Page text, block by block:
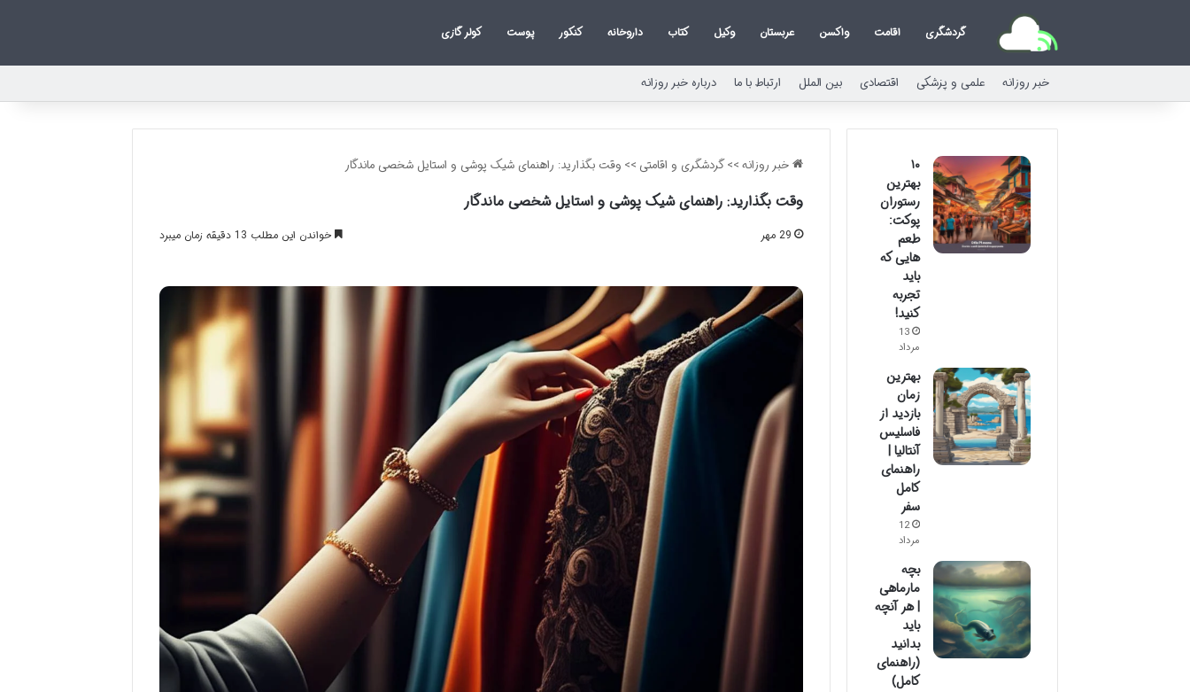
گردشگری اقامت واکسن عربستان وکیل کتاب داروخانه کنکور پوست کولر گازی
خبر روزانه علمی و پزشکی اقتصادی بین الملل ارتباط با ما درباره خبر روزانه
خبر روزانه>> گردشگری و اقامتی >> وقت بگذارید: راهنمای شیک پوشی و استایل شخصی ماندگار
وقت بگذارید: راهنمای شیک پوشی و استایل شخصی ماندگار
29 مهر خواندن این مطلب 13 دقیقه زمان میبرد
۱۰
بهترین
رستوران
پوکت:
طعم
هایی که
باید
تجربه
کنید!
13
مرداد
بهترین
زمان
بازدید از
فاسلیس
آنتالیا |
راهنمای
کامل
سفر
12
مرداد
بچه
مارماهی
| هر آنچه
باید
بدانید
(راهنمای
کامل)